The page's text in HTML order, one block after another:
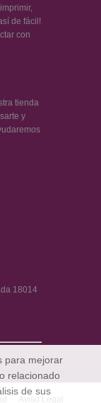
de fácil!
con
tienda
y
18014
Aviso Legal
para mejorar
relacionado
de sus